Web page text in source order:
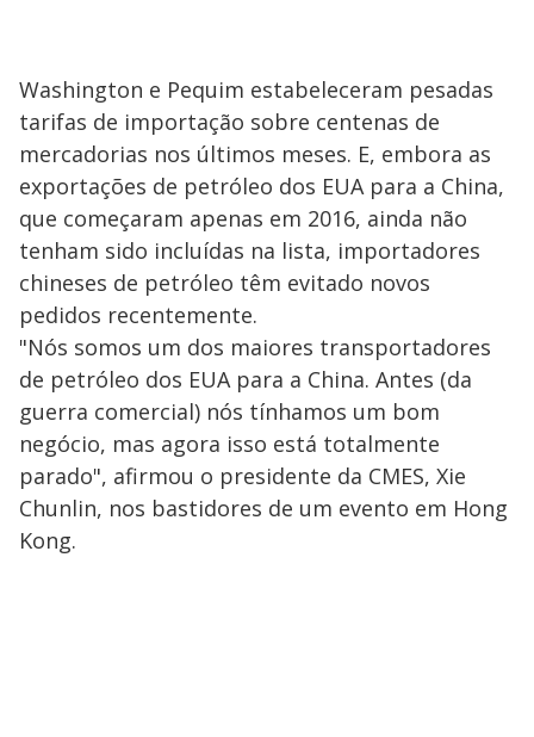
Washington e Pequim estabeleceram pesadas
tarifas de importação sobre centenas de
mercadorias nos últimos meses. E, embora as
exportações de petróleo dos EUA para a China,
que começaram apenas em 2016, ainda não
tenham sido incluídas na lista, importadores
chineses de petróleo têm evitado novos
pedidos recentemente.
"Nós somos um dos maiores transportadores
de petróleo dos EUA para a China. Antes (da
guerra comercial) nós tínhamos um bom
negócio, mas agora isso está totalmente
parado", afirmou o presidente da CMES, Xie
Chunlin, nos bastidores de um evento em Hong
Kong.